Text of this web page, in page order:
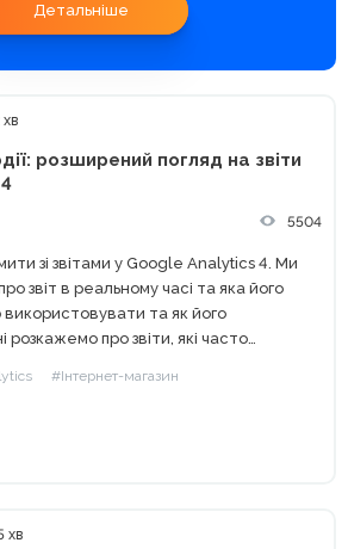
Детальніше
хв
розширений погляд на звіти
5504
зі звітами у Google Analytics 4. Ми
звіт в реальному часі та яка його
використовувати та як його
#Інтернет-магазин
хв